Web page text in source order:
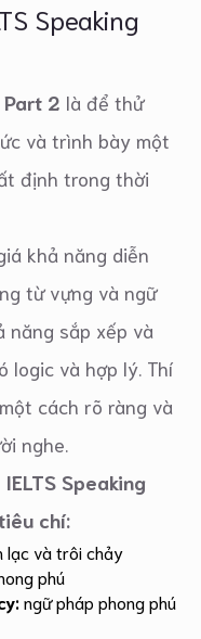
Speaking
Part 2 là để thử
và trình bày một
định trong thời
khả năng diễn
từ vựng và ngữ
năng sắp xếp và
logic và hợp lý. Thí
cách rõ ràng và
nghe.
IELTS Speaking
chí:
lạc và trôi chảy
phú
ngữ pháp phong phú